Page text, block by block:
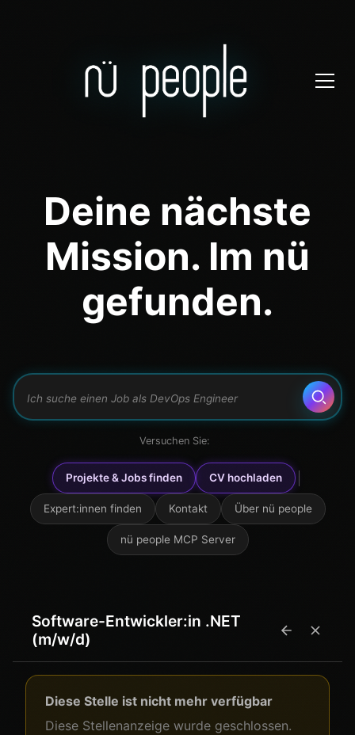
Deine nächste
Mission. Im nü
gefunden.
Suchen
Ich suche ein Projekt als Developer
Was macht nü people?
Ich möchte mit einem Ansprechpartner sprechen
Ich suche ein Projekt als Developer
Versuchen Sie:
Projekte & Jobs finden CV hochladen
Expert:innen finden Kontakt Über nü people
nü people MCP Server
Software-Entwickler:in .NET
(m/w/d)
Diese Stelle ist nicht mehr verfügbar
Diese Stellenanzeige wurde geschlossen.